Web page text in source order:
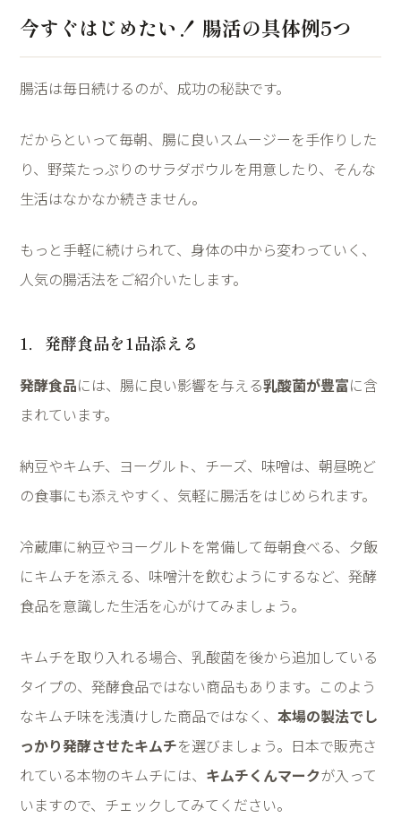
今すぐはじめたい！ 腸活の具体例5つ
腸活は毎日続けるのが、成功の秘訣です。
だからといって毎朝、腸に良いスムージーを手作りした
り、野菜たっぷりのサラダボウルを用意したり、そんな
生活はなかなか続きません。
もっと手軽に続けられて、身体の中から変わっていく、
人気の腸活法をご紹介いたします。
1．発酵食品を1品添える
発酵食品には、腸に良い影響を与える乳酸菌が豊富に含
まれています。
納豆やキムチ、ヨーグルト、チーズ、味噌は、朝昼晩ど
の食事にも添えやすく、気軽に腸活をはじめられます。
冷蔵庫に納豆やヨーグルトを常備して毎朝食べる、夕飯
にキムチを添える、味噌汁を飲むようにするなど、発酵
食品を意識した生活を心がけてみましょう。
キムチを取り入れる場合、乳酸菌を後から追加している
タイプの、発酵食品ではない商品もあります。このよう
なキムチ味を浅漬けした商品ではなく、 本場の製法でし
っかり発酵させたキムチを選びましょう。日本で販売さ
れている本物のキムチには、 キムチくんマークが入って
いますので、チェックしてみてください。